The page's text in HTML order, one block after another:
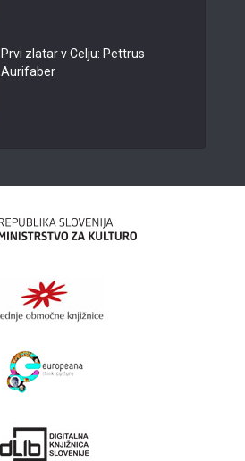
Prvi zlatar v Celju: Pettrus
Aurifaber